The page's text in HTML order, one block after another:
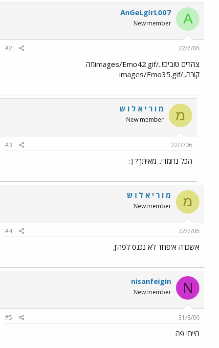
A
AnGeLgIrL007
New member
22/7/06
#2
צהרים טובים!../images/Emo42.gifמה
קורה../images/Emo35.gif
מ מ ו ר י א ל ו ש
New member
22/7/06
#3
הכל נחמדי.. מאיתך? [:
מ מ ו ר י א ל ו ש
New member
22/7/06
#4
אשכרה א'פחד לא נכנס לפה];
N
nisanfeigin
New member
31/8/06
#5
הייתי פה